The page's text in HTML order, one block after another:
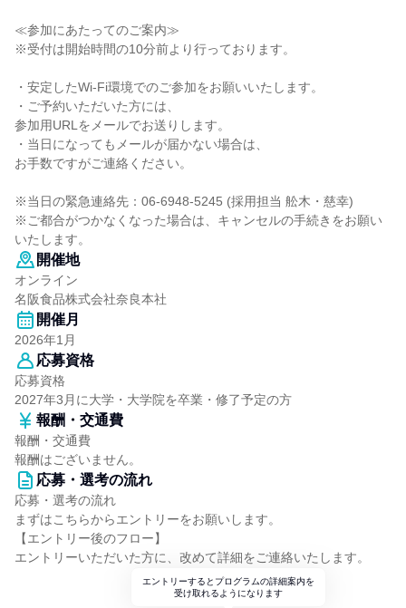
≪参加にあたってのご案内≫
※受付は開始時間の10分前より行っております。
・安定したWi-Fi環境でのご参加をお願いいたします。
・ご予約いただいた方には、
参加用URLをメールでお送りします。
・当日になってもメールが届かない場合は、
お手数ですがご連絡ください。
※当日の緊急連絡先：06-6948-5245 (採用担当 舩木・慈幸)
※ご都合がつかなくなった場合は、キャンセルの手続きをお願い
いたします。
開催地
オンライン
名阪食品株式会社奈良本社
開催月
2026年1月
応募資格
応募資格
2027年3月に大学・大学院を卒業・修了予定の方
報酬・交通費
報酬・交通費
報酬はございません。
応募・選考の流れ
応募・選考の流れ
まずはこちらからエントリーをお願いします。
【エントリー後のフロー】
エントリーいただいた方に、改めて詳細をご連絡いたします。
エントリーするとプログラムの詳細案内を
受け取れるようになります